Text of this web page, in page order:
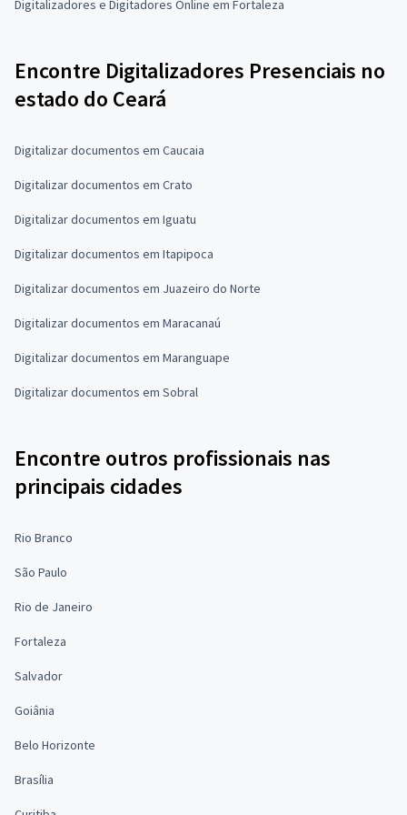
Digitalizadores e Digitadores Online em Fortaleza
Encontre Digitalizadores Presenciais no
estado do Ceará
Digitalizar documentos em Caucaia
Digitalizar documentos em Crato
Digitalizar documentos em Iguatu
Digitalizar documentos em Itapipoca
Digitalizar documentos em Juazeiro do Norte
Digitalizar documentos em Maracanaú
Digitalizar documentos em Maranguape
Digitalizar documentos em Sobral
Encontre outros profissionais nas
principais cidades
Rio Branco
São Paulo
Rio de Janeiro
Fortaleza
Salvador
Goiânia
Belo Horizonte
Brasília